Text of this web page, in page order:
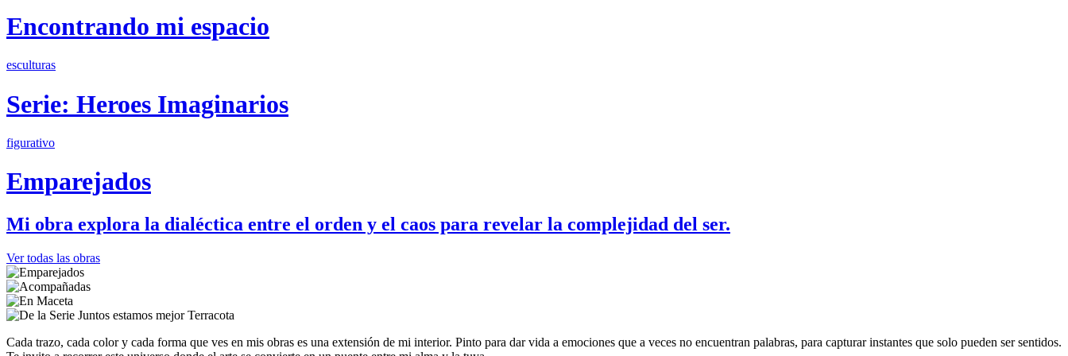
Encontrando mi espacio
esculturas
Serie: Heroes Imaginarios
figurativo
Emparejados
Mi obra explora la dialéctica entre el orden y el caos para revelar la complejidad del ser.
Ver todas las obras
Cada trazo, cada color y cada forma que ves en mis obras es una extensión de mi interior. Pinto para dar vida a emociones que a veces no encuentran palabras, para capturar instantes que solo pueden ser sentidos.